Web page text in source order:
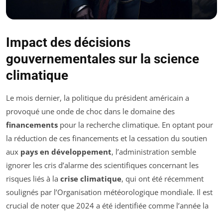
Impact des décisions
gouvernementales sur la science
climatique
Le mois dernier, la politique du président américain a
provoqué une onde de choc dans le domaine des
financements pour la recherche climatique. En optant pour
la réduction de ces financements et la cessation du soutien
aux pays en développement, l’administration semble
ignorer les cris d’alarme des scientifiques concernant les
risques liés à la crise climatique, qui ont été récemment
soulignés par l’Organisation météorologique mondiale. Il est
crucial de noter que 2024 a été identifiée comme l’année la